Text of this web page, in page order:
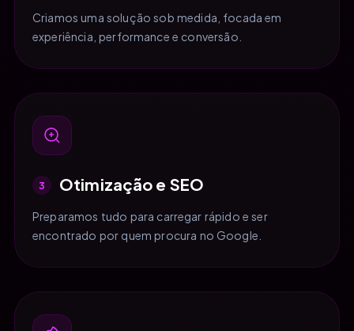
Criamos uma solução sob medida, focada em
experiência, performance e conversão.
3 Otimização e SEO
Preparamos tudo para carregar rápido e ser
encontrado por quem procura no Google.